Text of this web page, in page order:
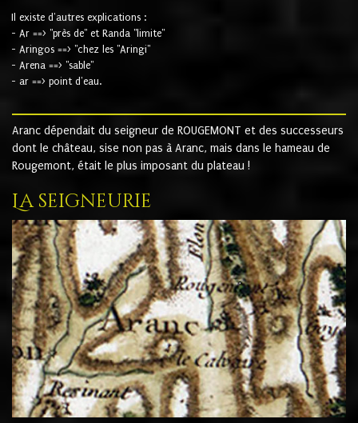
Il existe d'autres explications :
- Ar ==> "près de" et Randa "limite"
- Aringos ==> "chez les "Aringi"
- Arena ==> "sable"
- ar ==> point d'eau.
Aranc dépendait du seigneur de ROUGEMONT et des successeurs
dont le château, sise non pas à Aranc, mais dans le hameau de
Rougemont, était le plus imposant du plateau !
La seigneurie